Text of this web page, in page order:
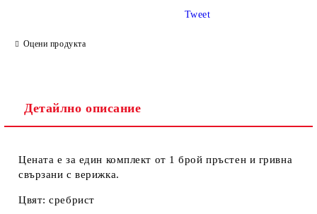
Оцени продукта
Tweet
Детайлно описание
Цената е за един комплект от 1 брой пръстен и гривна
свързани с верижка.
Цвят: сребрист